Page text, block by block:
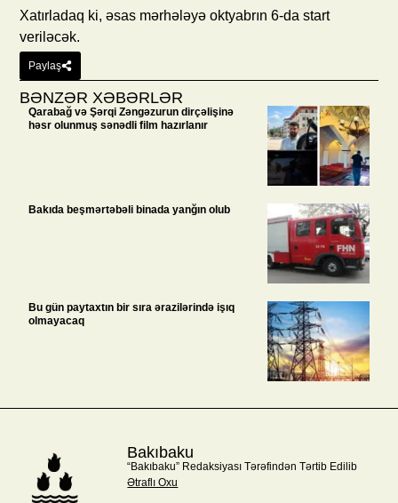
Xatırladaq ki, əsas mərhələyə oktyabrın 6-da start
veriləcək.
Paylaş
BƏNZƏR XƏBƏRLƏR
Qarabağ və Şərqi Zəngəzurun dirçəlişinə
həsr olunmuş sənədli film hazırlanır
Bakıda beşmərtəbəli binada yanğın olub
Bu gün paytaxtın bir sıra ərazilərində işıq
olmayacaq
Bakıbaku
“Bakıbaku” Redaksiyası Tərəfindən Tərtib Edilib
Ətraflı Oxu